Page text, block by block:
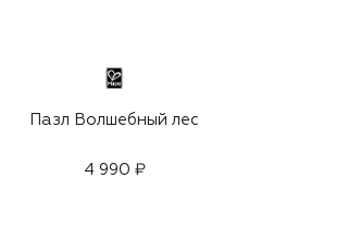
Пазл Волшебный лес
4 990 ₽